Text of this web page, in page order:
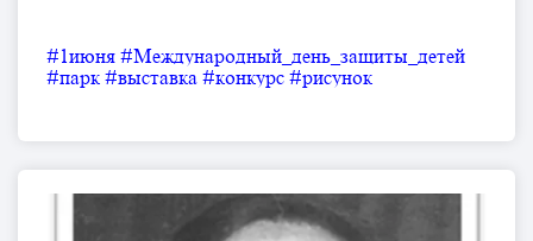
#1июня #Международный_день_защиты_детей
#парк #выставка #конкурс #рисунок